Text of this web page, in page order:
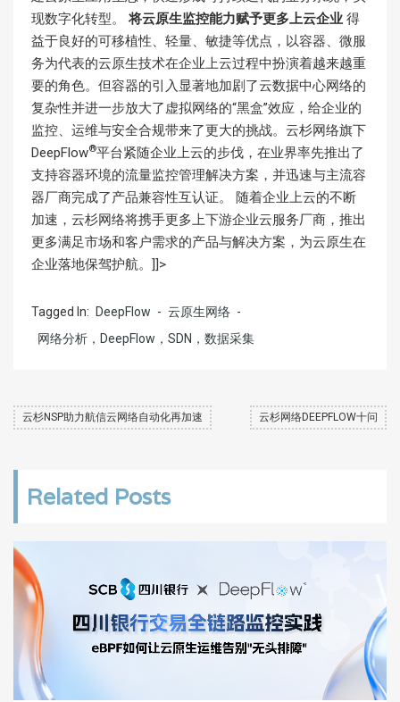
现数字化转型。将云原生监控能力赋予更多上云企业 得
益于良好的可移植性、轻量、敏捷等优点，以容器、微服
务为代表的云原生技术在企业上云过程中扮演着越来越重
要的角色。但容器的引入显著地加剧了云数据中心网络的
复杂性并进一步放大了虚拟网络的“黑盒”效应，给企业的
监控、运维与安全合规带来了更大的挑战。云杉网络旗下
DeepFlow®平台紧随企业上云的步伐，在业界率先推出了
支持容器环境的流量监控管理解决方案，并迅速与主流容
器厂商完成了产品兼容性互认证。 随着企业上云的不断
加速，云杉网络将携手更多上下游企业云服务厂商，推出
更多满足市场和客户需求的产品与解决方案，为云原生在
企业落地保驾护航。]]>
Tagged In: DeepFlow - 云原生网络 -
网络分析，DeepFlow，SDN，数据采集
云杉NSP助力航信云网络自动化再加速 云杉网络DEEPFLOW十问
Related Posts